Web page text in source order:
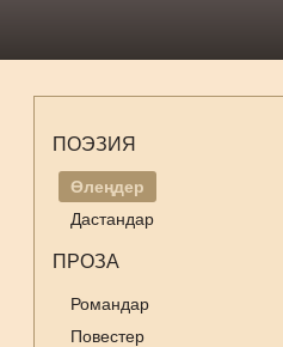
ПОЭЗИЯ
Өлеңдер
Дастандар
ПРОЗА
Романдар
Повестер